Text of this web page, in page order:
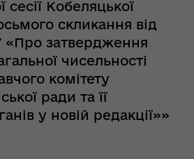
Кобеляцької
скликання від
«Про затвердження
чисельності
комітету
ради та її
у новій редакції»»